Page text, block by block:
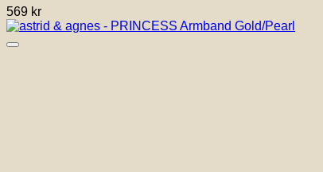
De
olika
alternativen
569 kr